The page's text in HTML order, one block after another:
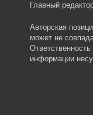
Главный
Авторская
может не
информации